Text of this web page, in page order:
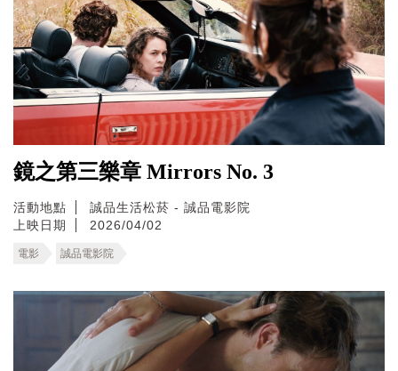
鏡之第三樂章 Mirrors No. 3
活動地點
誠品生活松菸 - 誠品電影院
上映日期
2026/04/02
電影 誠品電影院